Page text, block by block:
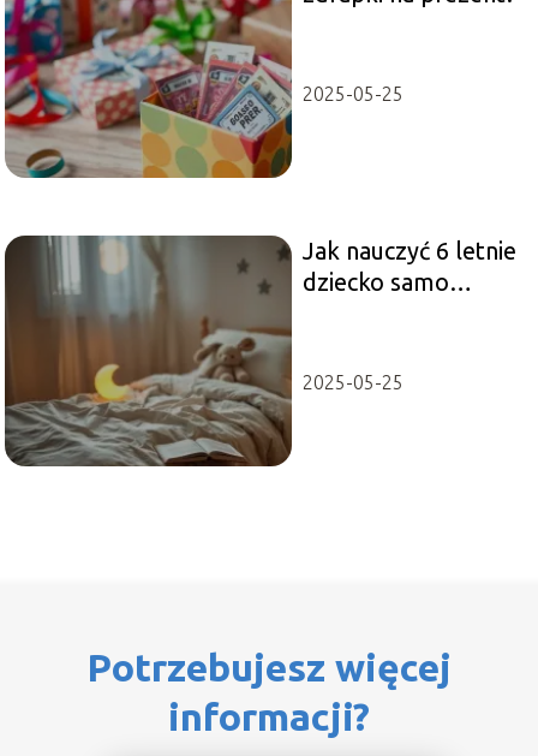
2025-05-25
Jak nauczyć 6 letnie
dziecko samo
2025-05-25
Potrzebujesz więcej
informacji?